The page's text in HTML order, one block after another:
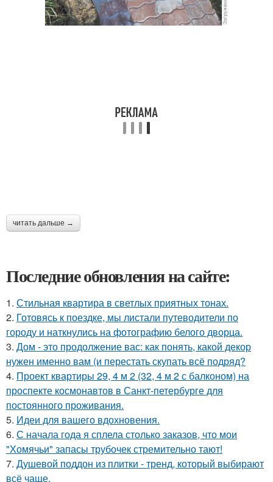
читать дальше →
Последние обновления на сайте:
1. Стильная квартира в светлых приятных тонах.
2. Готовясь к поездке, мы листали путеводители по
городу и наткнулись на фотографию белого дворца.
3. Дом - это продолжение вас: как понять, какой декор
нужен именно вам (и перестать скупать всё подряд?
4. Проект квартиры 29, 4 м 2 (32, 4 м 2 с балконом) на
проспекте космонавтов в Санкт-петербурге для
постоянного проживания.
5. Идеи для вашего вдохновения.
6. С начала года я сплела столько заказов, что мои
"Хомячьи" запасы трубочек стремительно тают!
7. Душевой поддон из плитки - тренд, который выбирают
всё чаще.